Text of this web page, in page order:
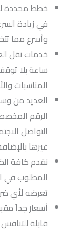
خطط محددة
في زيادة
وأسرع مما
ساعة بلا
المناسبات
العديد من
الرقم
التواصل
غيرها
نقدم كافة
المطلوب في
تعرضه لأي
أسعار جداً
قابلة